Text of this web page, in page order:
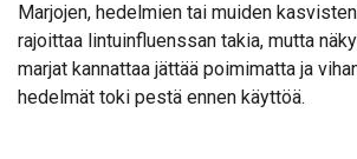
Marjojen, hedelmien tai muiden
rajoittaa lintuinfluenssan takia, mutta
marjat kannattaa jättää poimimatta ja
hedelmät toki pestä ennen käyttöä.